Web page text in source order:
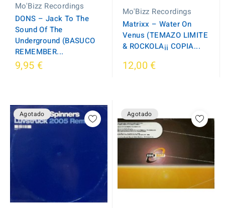
Mo'Bizz Recordings
DONS – Jack To The
Sound Of The
Underground (BASUCO
REMEMBER...
9,95 €
Mo'Bizz Recordings
Matrixx – Water On
Venus (TEMAZO LIMITE
& ROCKOLA¡¡ COPIA...
12,00 €
Agotado Agotado